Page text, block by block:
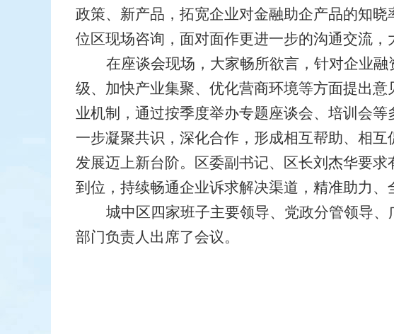
政策、新产品，拓宽企业对金融助企产品的知
位区现场咨询，面对面作更进一步的沟通交流，
在座谈会现场，大家畅所欲言，针对企业
级、加快产业集聚、优化营商环境等方面提出
业机制，通过按季度举办专题座谈会、培训会
一步凝聚共识，深化合作，形成相互帮助、相
发展迈上新台阶。区委副书记、区长刘杰华要
到位，持续畅通企业诉求解决渠道，精准助力、
城中区四家班子主要领导、党政分管领导
部门负责人出席了会议。